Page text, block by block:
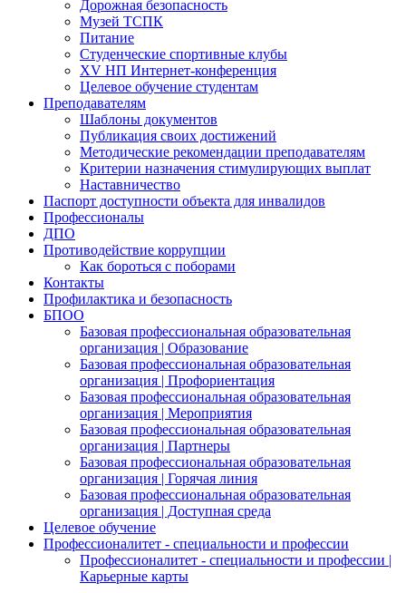
Дорожная безопасность
Музей ТСПК
Питание
Студенческие спортивные клубы
XV НП Интернет-конференция
Целевое обучение студентам
Преподавателям
Шаблоны документов
Публикация своих достижений
Методические рекомендации преподавателям
Критерии назначения стимулирующих выплат
Наставничество
Паспорт доступности объекта для инвалидов
Профессионалы
ДПО
Противодействие коррупции
Как бороться с поборами
Контакты
Профилактика и безопасность
БПОО
Базовая профессиональная образовательная
организация | Образование
Базовая профессиональная образовательная
организация | Профориентация
Базовая профессиональная образовательная
организация | Мероприятия
Базовая профессиональная образовательная
организация | Партнеры
Базовая профессиональная образовательная
организация | Горячая линия
Базовая профессиональная образовательная
организация | Доступная среда
Целевое обучение
Профессионалитет - специальности и профессии
Профессионалитет - специальности и профессии |
Карьерные карты